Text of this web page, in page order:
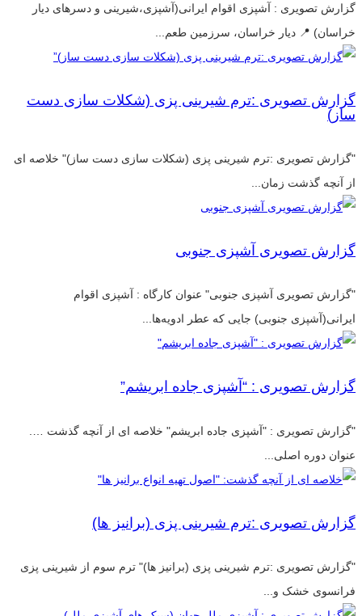
گزارش تصویری : آشپزی اقوام ایرانی(آشپزی،شیرینی و دسرهای دیار
خراسان) 📍 دیار خراسان، سرزمین طعم...
گزارش تصویری :ترم شیرینی پزی (شکلات سازی دست
ساز)
"گزارش تصویری :ترم شیرینی پزی (شکلات سازی دست ساز)" خلاصه ای
از آنچه گذشت زمان...
گزارش تصویری آشپزی جنوبی
"گزارش تصویری آشپزی جنوبی" عنوان کارگاه : آشپزی اقوام
ایرانی(آشپزی جنوبی) جایی که عطر ادویه‌ها...
گزارش تصویری : “آشپزی جاده ابریشم”
"گزارش تصویری : "آشپزی جاده ابریشم" خلاصه ای از آنچه گذشت ….
عنوان دوره اصلی...
گزارش تصویری :ترم شیرینی پزی (برانیز ها)
"گزارش تصویری :ترم شیرینی پزی (برانیز ها)" ترم سوم از شیرینی پزی
فرانسوی خشک و...